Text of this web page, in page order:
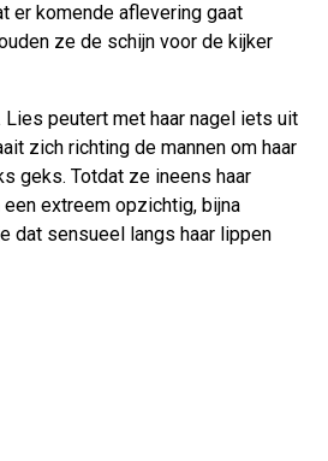
er komende aflevering gaat
ze de schijn voor de kijker
peutert met haar nagel iets uit
zich richting de mannen om haar
geks. Totdat ze ineens haar
extreem opzichtig, bijna
dat sensueel langs haar lippen